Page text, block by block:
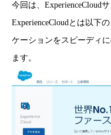
今回は、ExperienceCloud
ExperienceCloudとは以下
ケーションをスピーディ
ます。